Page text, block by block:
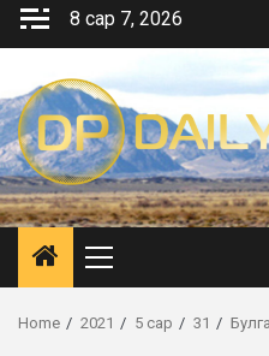
Skip
8 сар 7, 2026
Primary
Menu
Home 2021 5 сар 31